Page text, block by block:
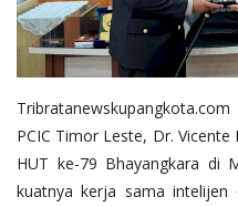
PCIC Timor Leste, Dr.
HUT ke-79 Bhayangkara di
kuatnya kerja sama intelijen